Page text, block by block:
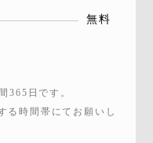
無料
365日です。
る時間帯にてお願いし